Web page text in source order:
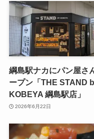
綱島駅ナカにパン屋さ
ープン「THE STAND
KOBEYA 綱島駅店」
2026年6月22日